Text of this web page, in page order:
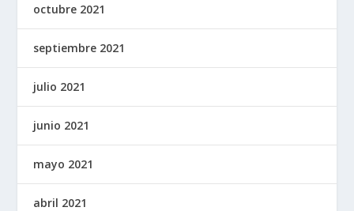
octubre 2021
septiembre 2021
julio 2021
junio 2021
mayo 2021
abril 2021